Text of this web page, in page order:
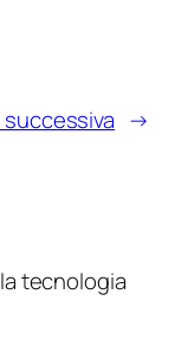
successiva →
tecnologia